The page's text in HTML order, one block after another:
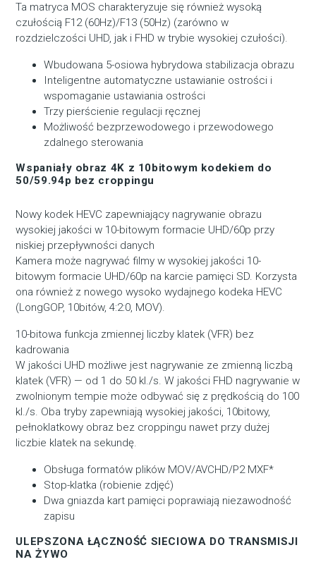
Ta matryca MOS charakteryzuje się również wysoką
czułością F12 (60Hz)/F13 (50Hz) (zarówno w
rozdzielczości UHD, jak i FHD w trybie wysokiej czułości).
Wbudowana 5-osiowa hybrydowa stabilizacja obrazu
Inteligentne automatyczne ustawianie ostrości i
wspomaganie ustawiania ostrości
Trzy pierścienie regulacji ręcznej
Możliwość bezprzewodowego i przewodowego
zdalnego sterowania
Wspaniały obraz 4K z 10bitowym kodekiem do
50/59.94p bez croppingu
Nowy kodek HEVC zapewniający nagrywanie obrazu
wysokiej jakości w 10-bitowym formacie UHD/60p przy
niskiej przepływności danych
Kamera może nagrywać filmy w wysokiej jakości 10-
bitowym formacie UHD/60p na karcie pamięci SD. Korzysta
ona również z nowego wysoko wydajnego kodeka HEVC
(LongGOP, 10bitów, 4:2:0, MOV).
10-bitowa funkcja zmiennej liczby klatek (VFR) bez
kadrowania
W jakości UHD możliwe jest nagrywanie ze zmienną liczbą
klatek (VFR) — od 1 do 50 kl./s. W jakości FHD nagrywanie w
zwolnionym tempie może odbywać się z prędkością do 100
kl./s. Oba tryby zapewniają wysokiej jakości, 10bitowy,
pełnoklatkowy obraz bez croppingu nawet przy dużej
liczbie klatek na sekundę.
Obsługa formatów plików MOV/AVCHD/P2 MXF*
Stop-klatka (robienie zdjęć)
Dwa gniazda kart pamięci poprawiają niezawodność
zapisu
ULEPSZONA ŁĄCZNOŚĆ SIECIOWA DO TRANSMISJI
NA ŻYWO